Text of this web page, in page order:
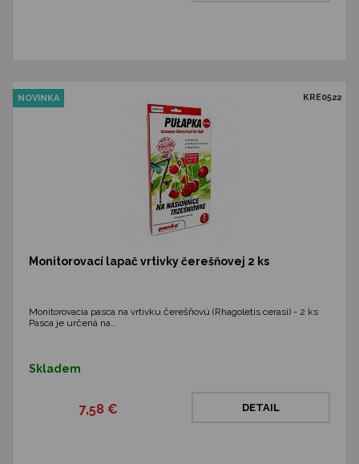
KRE0522
NOVINKA
Monitorovací lapač vrtivky čerešňovej 2 ks
Monitorovacia pasca na vrtivku čerešňovú (Rhagoletis cerasi) - 2 ks
Pasca je určená na…
Skladem
7,58 € DETAIL